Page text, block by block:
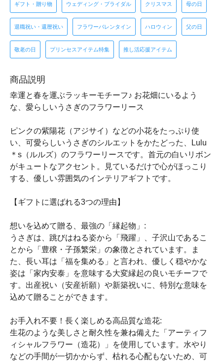
ギフト・贈り物 ウェディング・ブライダル クリスマス 母の日
退職祝い・還暦祝い フラワーバレンタイン ハロウィン 父の日
敬老の日 プリンセスアイテム特集 推し活応援アイテム
商品説明
幸運と春を運ぶラッキーモチーフ♪ お花畑にいるよう
な、愛らしいうさぎのフラワーリース
ピンクの紫陽花（アジサイ）などの小花をたっぷり使
い、可愛らしいうさぎのシルエットをかたどった、Lulu
＊s（ルルズ）のフラワーリースです。首元の白いリボン
がキュートなアクセント。見ているだけで心がほっこり
する、優しい雰囲気のインテリアギフトです。
【ギフトに選ばれる3つの理由】
想いを込めて贈る、最強の「縁起物」:
うさぎは、跳びはねる姿から「飛躍」、子沢山であるこ
とから「豊穣・子孫繁栄」の象徴とされています。ま
た、長い耳は「福を集める」と言われ、優しく穏やかな
姿は「家内安泰」を意味する大変縁起の良いモチーフで
す。出産祝い（安産祈願）や新築祝いに、特別な意味を
込めて贈ることができます。
お手入れ不要！長く楽しめる高品質な造花:
生花のような美しさと耐久性を兼ね備えた「アーティフ
ィシャルフラワー（造花）」を使用しています。水やり
などの手間が一切かからず、枯れる心配もないため、可